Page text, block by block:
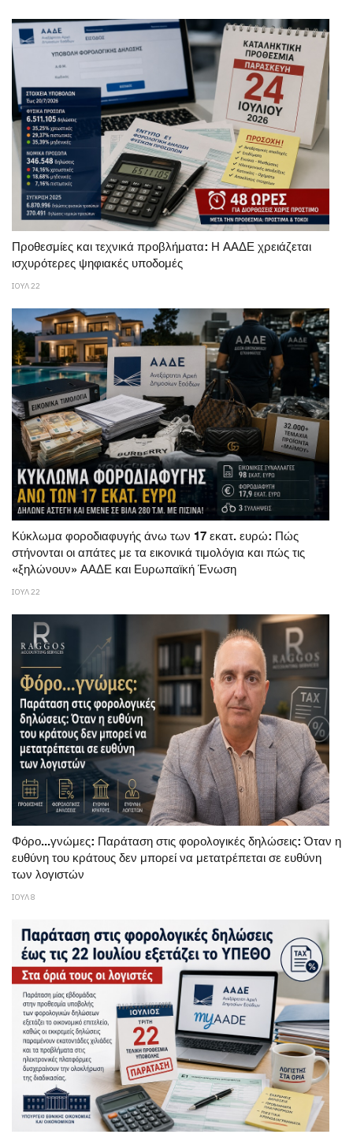
Προθεσμίες και τεχνικά προβλήματα: Η ΑΑΔΕ χρειάζεται
ισχυρότερες ψηφιακές υποδομές
ΙΟΥΛ 22
Κύκλωμα φοροδιαφυγής άνω των 17 εκατ. ευρώ: Πώς
στήνονται οι απάτες με τα εικονικά τιμολόγια και πώς τις
«ξηλώνουν» ΑΑΔΕ και Ευρωπαϊκή Ένωση
ΙΟΥΛ 22
Φόρο...γνώμες: Παράταση στις φορολογικές δηλώσεις: Όταν η
ευθύνη του κράτους δεν μπορεί να μετατρέπεται σε ευθύνη
των λογιστών
ΙΟΥΛ 8